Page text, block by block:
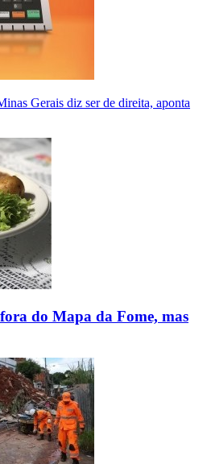
Gerais diz ser de direita, aponta
do Mapa da Fome, mas